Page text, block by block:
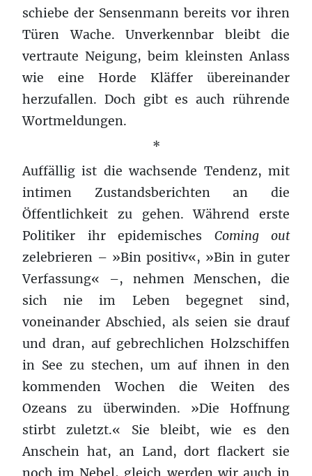
schiebe der Sensenmann bereits vor ihren
Türen Wache. Unverkennbar bleibt die
vertraute Neigung, beim kleinsten Anlass
wie eine Horde Kläffer übereinander
herzufallen. Doch gibt es auch rührende
Wortmeldungen.
*
Auffällig ist die wachsende Tendenz, mit
intimen Zustandsberichten an die
Öffentlichkeit zu gehen. Während erste
Politiker ihr epidemisches Coming out
zelebrieren – »Bin positiv«, »Bin in guter
Verfassung« –, nehmen Menschen, die
sich nie im Leben begegnet sind,
voneinander Abschied, als seien sie drauf
und dran, auf gebrechlichen Holzschiffen
in See zu stechen, um auf ihnen in den
kommenden Wochen die Weiten des
Ozeans zu überwinden. »Die Hoffnung
stirbt zuletzt.« Sie bleibt, wie es den
Anschein hat, an Land, dort flackert sie